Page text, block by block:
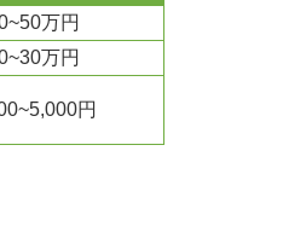
万円
万円
円